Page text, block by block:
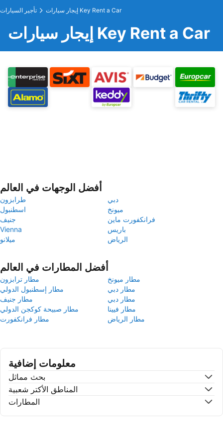
تأجير السيارات إيجار سيارات Key Rent a Car
إيجار سيارات Key Rent a Car
أفضل الوجهات في العالم
طرابزون
دبي
اسطنبول
ميونخ
جنيف
فرانكفورت ماين
Vienna
باريس
ميلانو
الرياض
أفضل المطارات في العالم
مطار ترابزون
مطار ميونخ
مطار إسطنبول الدولي
مطار دبي
مطار جنيف
مطار دبي
مطار صبيحة كوكجن الدولي
مطار فيينا
مطار فرانكفورت
مطار الرياض
معلومات إضافية
بحث مماثل
المناطق الأكتر شعبية
المطارات